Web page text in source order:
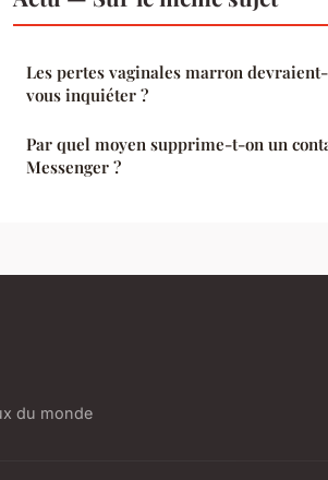
Les pertes vaginales marron
vous inquiéter ?
Par quel moyen supprime-t-on un
Messenger ?
du monde